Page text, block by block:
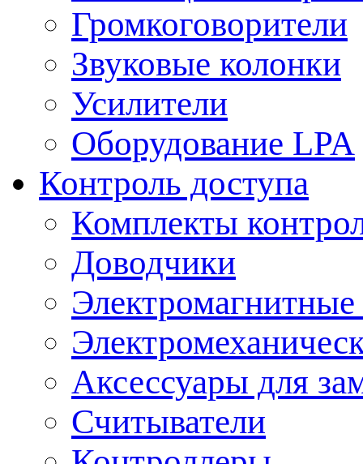
Громкоговорители
Звуковые колонки
Усилители
Оборудование LPA
Контроль доступа
Комплекты
Доводчики
Аксессуары для
Считыватели